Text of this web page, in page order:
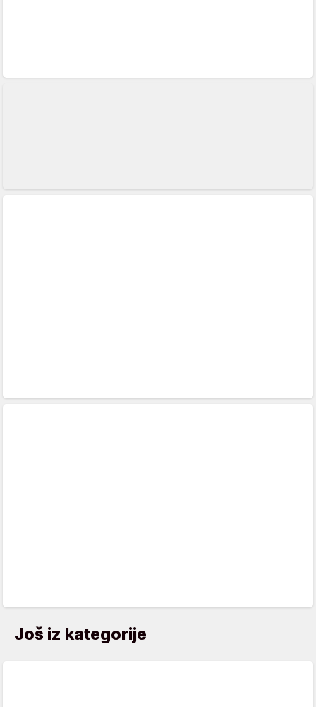
Još iz kategorije